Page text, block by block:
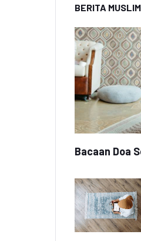
BERITA MUSLIM
Bacaan Doa